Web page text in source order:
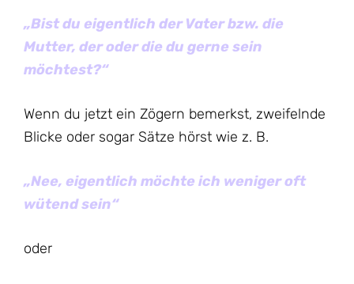
„Bist du eigentlich der Vater bzw. die
Mutter, der oder die du gerne sein
möchtest?“
Wenn du jetzt ein Zögern bemerkst, zweifelnde
Blicke oder sogar Sätze hörst wie z. B.
„Nee, eigentlich möchte ich weniger oft
wütend sein“
oder